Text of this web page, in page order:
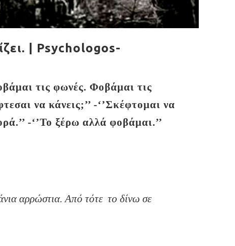
| Psychologos-
τις φωνές. Φοβάμαι τις
να κάνεις;’’ -‘’Σκέφτομαι να
-‘’Το ξέρω αλλά φοβάμαι.’’
αρρώστια. Από τότε το δίνω σε